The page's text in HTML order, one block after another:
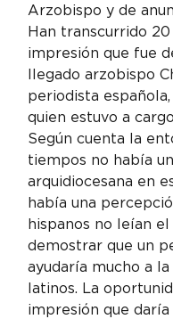
Arzobispo y de
Han transcurrido
impresión que fue
llegado arzobispo
periodista
quien estuvo a
Según cuenta la
tiempos no había
arquidiocesana en
había una
hispanos no leían
demostrar que un
ayudaría mucho a
latinos. La
impresión que